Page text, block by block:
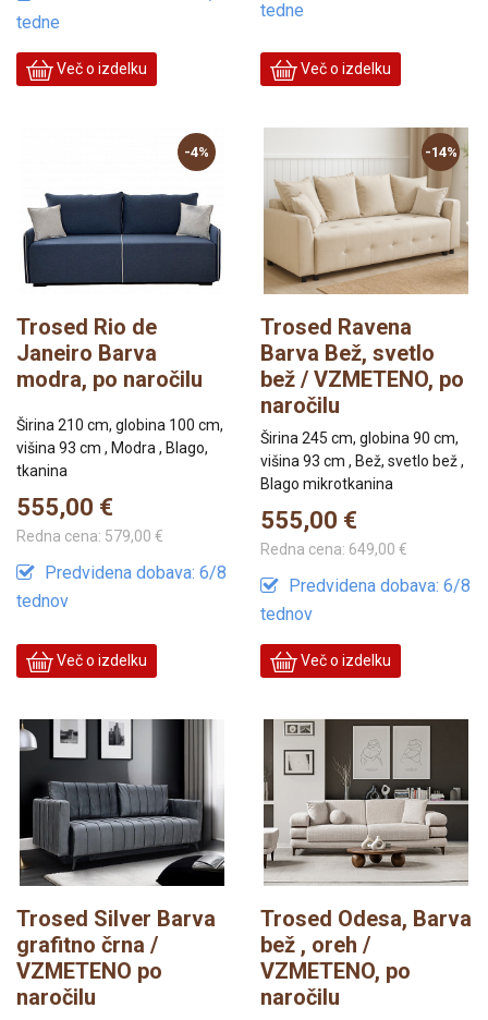
tedne
Več o izdelku
tedne
Več o izdelku
-4%
Trosed Rio de
Janeiro Barva
modra, po naročilu
Širina 210 cm, globina 100 cm,
višina 93 cm , Modra , Blago,
tkanina
555,00 €
Redna cena: 579,00 €
Predvidena dobava: 6/8
tednov
Več o izdelku
-14%
Trosed Ravena
Barva Bež, svetlo
bež / VZMETENO, po
naročilu
Širina 245 cm, globina 90 cm,
višina 93 cm , Bež, svetlo bež ,
Blago mikrotkanina
555,00 €
Redna cena: 649,00 €
Predvidena dobava: 6/8
tednov
Več o izdelku
Trosed Silver Barva
grafitno črna /
VZMETENO po
naročilu
Trosed Odesa, Barva
bež , oreh /
VZMETENO, po
naročilu